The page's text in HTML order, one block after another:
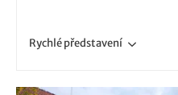
Rychlépředstavení